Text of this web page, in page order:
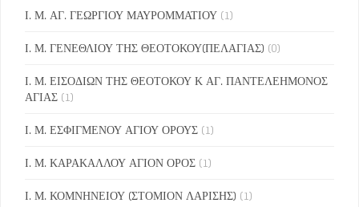
Ι. Μ. ΑΓ. ΓΕΩΡΓΙΟΥ ΜΑΥΡΟΜΜΑΤΙΟΥ (1)
Ι. Μ. ΓΕΝΕΘΛΙΟΥ ΤΗΣ ΘΕΟΤΟΚΟΥ(ΠΕΛΑΓΙΑΣ) (0)
Ι. Μ. ΕΙΣΟΔΙΩΝ ΤΗΣ ΘΕΟΤΟΚΟΥ Κ ΑΓ. ΠΑΝΤΕΛΕΗΜΟΝΟΣ
ΑΓΙΑΣ (1)
Ι. Μ. ΕΣΦΙΓΜΕΝΟΥ ΑΓΙΟΥ ΟΡΟΥΣ (1)
Ι. Μ. ΚΑΡΑΚΑΛΛΟΥ ΑΓΙΟΝ ΟΡΟΣ (1)
Ι. Μ. ΚΟΜΝΗΝΕΙΟΥ (ΣΤΟΜΙΟΝ ΛΑΡΙΣΗΣ) (1)